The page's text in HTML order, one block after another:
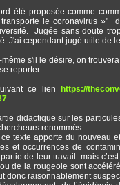
été proposée comme
le coronavirus »"
Jugée sans doute
J'ai cependant jugé utile de
s'il le désire, on
reporter.
ce lien
https://
didactique sur les
renommés.
texte apporte du
et occurrences de
de leur travail mais
de la rougeole sont
donc raisonnablement